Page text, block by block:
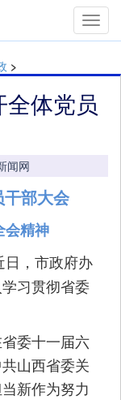
>
体党员
新闻网
部大会
会精神
日，市政府办
习贯彻省委
委十一届六
山西省委关
新作为努力